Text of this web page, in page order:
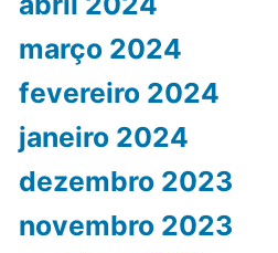
março 2024
fevereiro 2024
janeiro 2024
dezembro 2023
novembro 2023